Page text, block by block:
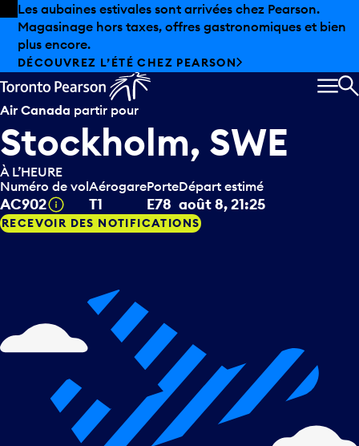
Skip to offers
Passer au contenu principal
Les aubaines estivales sont arrivées chez Pearson.
Magasinage hors taxes, offres gastronomiques et bien
plus encore.
DÉCOUVREZ L’ÉTÉ CHEZ PEARSON
Air Canada partir pour
Stockholm, SWE
À L’HEURE
Numéro de vol
AC902 Infobulle
Aérogare
T1
Porte
E78
Départ estimé
août 8, 21:25
RECEVOIR DES NOTIFICATIONS